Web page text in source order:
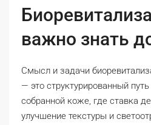
важно знать
Смысл и задачи
— это структурированный
собранной коже, где ставка
улучшение текстуры и